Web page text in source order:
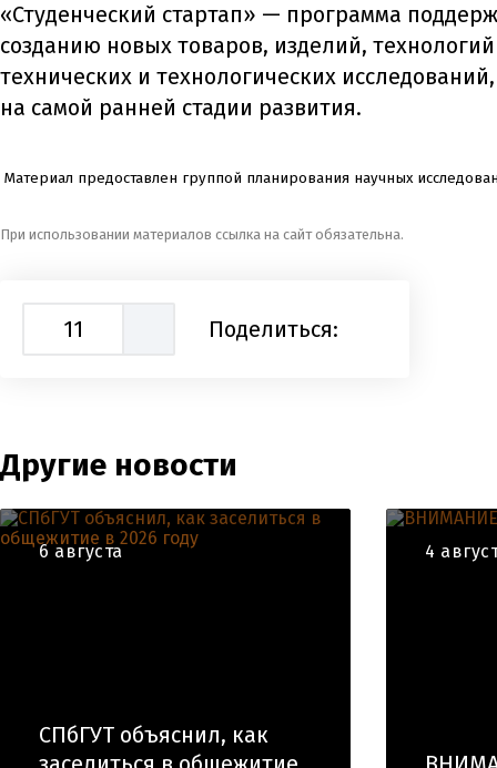
«Студенческий стартап» — программа
созданию новых товаров, изделий,
технических и технологических
на самой ранней стадии развития.
Материал предоставлен группой планирования научных
При использовании материалов ссылка на сайт обязательна.
11 Поделиться:
Другие новости
6 августа
СПбГУТ объяснил, как
4